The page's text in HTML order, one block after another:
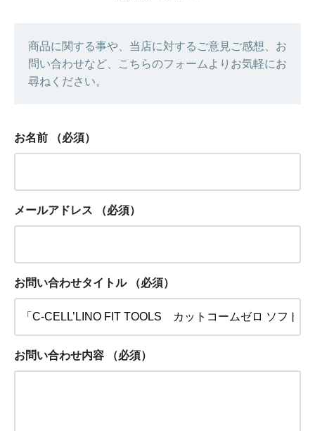
商品に関する事や、当店に対するご意見ご感想、お
問い合わせなど、こちらのフォームよりお気軽にお
尋ねください。
お名前 （必須）
メールアドレス （必須）
お問い合わせタイトル （必須）
お問い合わせ内容 （必須）